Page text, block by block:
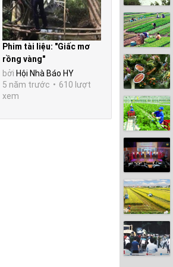
Phim tài liệu: "Giấc mơ
rồng vàng"
bởi Hội Nhà Báo HY
5 năm trước
610 lượt
xem